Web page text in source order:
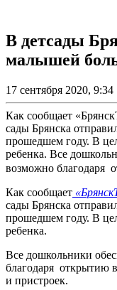
В детсады
малышей
17 сентября 2020, 9:34 |
Как сообщает
сады Брянска
прошедшем году. В
ребенка. Все
возможно благодаря
Как сообщает
сады Брянска
прошедшем году. В
ребенка.
Все дошкольники
благодаря открытию
и пристроек.